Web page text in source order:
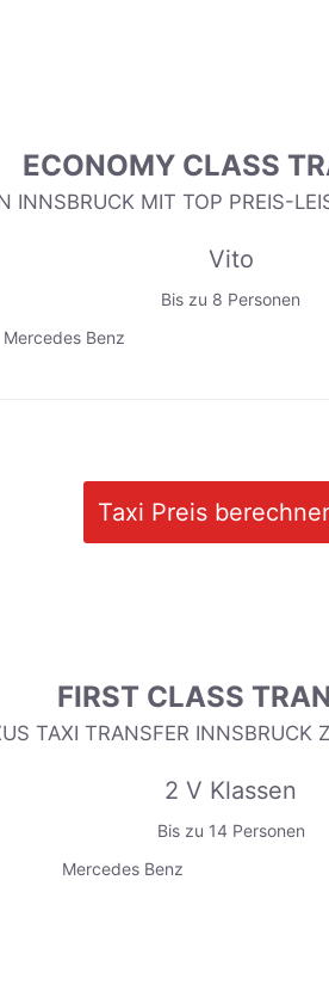
ECONOMY CLASS
INNSBRUCK MIT TOP PREIS-
Vito
Bis zu 8 Personen
Mercedes Benz
Taxi Preis
FIRST CLASS
TAXI TRANSFER INNSBRUCK
2 V Klassen
Bis zu 14 Personen
Mercedes Benz